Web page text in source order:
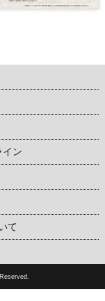
イン
て